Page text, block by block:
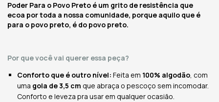
Poder Para o Povo Preto é um grito de resistência que
ecoa por toda a nossa comunidade, porque aquilo que é
para o povo preto, é do povo preto.
Por que você vai querer essa peça?
Conforto que é outro nível: Feita em 100% algodão, com
uma gola de 3,5 cm que abraça o pescoço sem incomodar.
Conforto e leveza pra usar em qualquer ocasião.